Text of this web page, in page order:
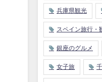
兵庫県観光
スペイン旅行・
銀座のグルメ
女子旅